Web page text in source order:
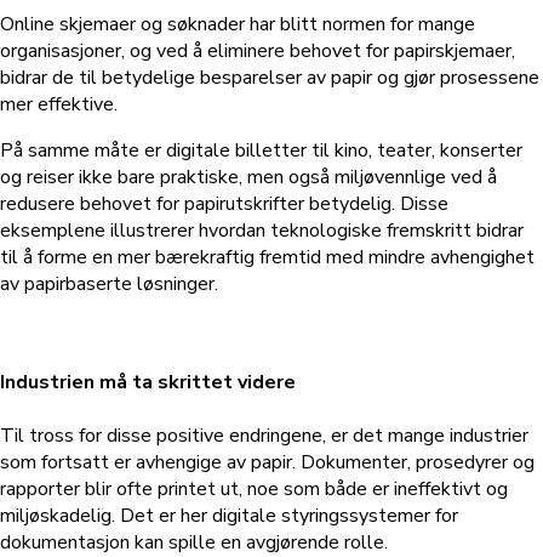
Online skjemaer og søknader har blitt normen for mange
organisasjoner, og ved å eliminere behovet for papirskjemaer,
bidrar de til betydelige besparelser av papir og gjør prosessene
mer effektive.
På samme måte er digitale billetter til kino, teater, konserter
og reiser ikke bare praktiske, men også miljøvennlige ved å
redusere behovet for papirutskrifter betydelig. Disse
eksemplene illustrerer hvordan teknologiske fremskritt bidrar
til å forme en mer bærekraftig fremtid med mindre avhengighet
av papirbaserte løsninger.
Industrien må ta skrittet videre
Til tross for disse positive endringene, er det mange industrier
som fortsatt er avhengige av papir. Dokumenter, prosedyrer og
rapporter blir ofte printet ut, noe som både er ineffektivt og
miljøskadelig. Det er her digitale styringssystemer for
dokumentasjon kan spille en avgjørende rolle.